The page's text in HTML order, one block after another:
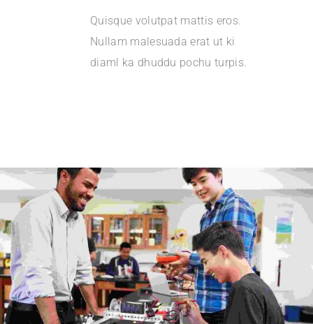
Quisque volutpat mattis eros.
Nullam malesuada erat ut ki
diaml ka dhuddu pochu turpis.